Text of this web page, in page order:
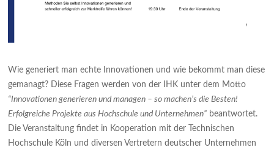
Wie generiert man echte Innovationen und wie bekommt man diese
gemanagt? Diese Fragen werden von der IHK unter dem Motto
“Innovationen generieren und managen – so machen’s die Besten!
Erfolgreiche Projekte aus Hochschule und Unternehmen” beantwortet.
Die Veranstaltung findet in Kooperation mit der Technischen
Hochschule Köln und diversen Vertretern deutscher Unternehmen